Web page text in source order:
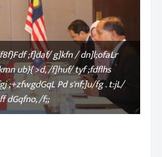
;f]daf/ g]kfn / dn]l;ofaLr
ub}{ >d, /f]huf/ tyf ;fdflhs
;+zfwgdGqL Pd s'nf;]u/fg . t:jL/
dGqfno, /f;;